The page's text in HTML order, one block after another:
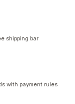
shipping bar
with payment rules